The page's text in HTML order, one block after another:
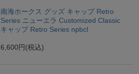
南海ホークス グッズ キャップ Retro
Series ニューエラ Customized Classic
キャップ Retro Series npbcl
6,600円 (税込)